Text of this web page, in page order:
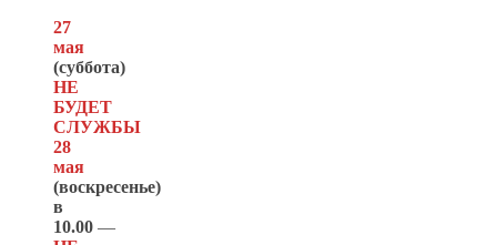
27
мая
(суббота)
НЕ
БУДЕТ
СЛУЖБЫ
28
мая
(воскресенье)
в
10.00 —